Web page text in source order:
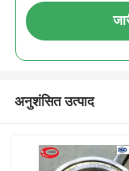
अनुशंसित उत्पाद